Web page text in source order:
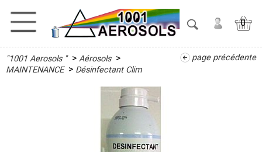
0
"1001 Aerosols " page précédente
> Aérosols>
MAINTENANCE> Désinfectant Clim
ACTIVITES